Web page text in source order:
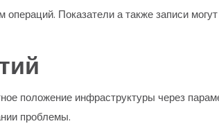
Показатели а также записи
положение инфраструктуры через
проблемы.